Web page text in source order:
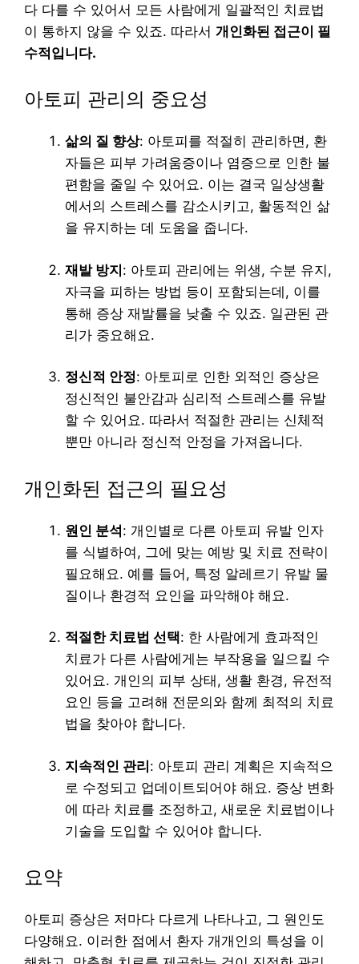
다 다를 수 있어서 모든 사람에게 일괄적인 치료법
이 통하지 않을 수 있죠. 따라서 개인화된 접근이 필
수적입니다.
아토피 관리의 중요성
삶의 질 향상: 아토피를 적절히 관리하면, 환
자들은 피부 가려움증이나 염증으로 인한 불
편함을 줄일 수 있어요. 이는 결국 일상생활
에서의 스트레스를 감소시키고, 활동적인 삶
을 유지하는 데 도움을 줍니다.
재발 방지: 아토피 관리에는 위생, 수분 유지,
자극을 피하는 방법 등이 포함되는데, 이를
통해 증상 재발률을 낮출 수 있죠. 일관된 관
리가 중요해요.
정신적 안정: 아토피로 인한 외적인 증상은
정신적인 불안감과 심리적 스트레스를 유발
할 수 있어요. 따라서 적절한 관리는 신체적
뿐만 아니라 정신적 안정을 가져옵니다.
개인화된 접근의 필요성
원인 분석: 개인별로 다른 아토피 유발 인자
를 식별하여, 그에 맞는 예방 및 치료 전략이
필요해요. 예를 들어, 특정 알레르기 유발 물
질이나 환경적 요인을 파악해야 해요.
적절한 치료법 선택: 한 사람에게 효과적인
치료가 다른 사람에게는 부작용을 일으킬 수
있어요. 개인의 피부 상태, 생활 환경, 유전적
요인 등을 고려해 전문의와 함께 최적의 치료
법을 찾아야 합니다.
지속적인 관리: 아토피 관리 계획은 지속적으
로 수정되고 업데이트되어야 해요. 증상 변화
에 따라 치료를 조정하고, 새로운 치료법이나
기술을 도입할 수 있어야 합니다.
요약
아토피 증상은 저마다 다르게 나타나고, 그 원인도
다양해요. 이러한 점에서 환자 개개인의 특성을 이